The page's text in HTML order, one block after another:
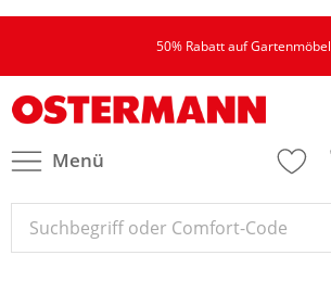
50% Rabatt auf Gartenmöbel
Menü